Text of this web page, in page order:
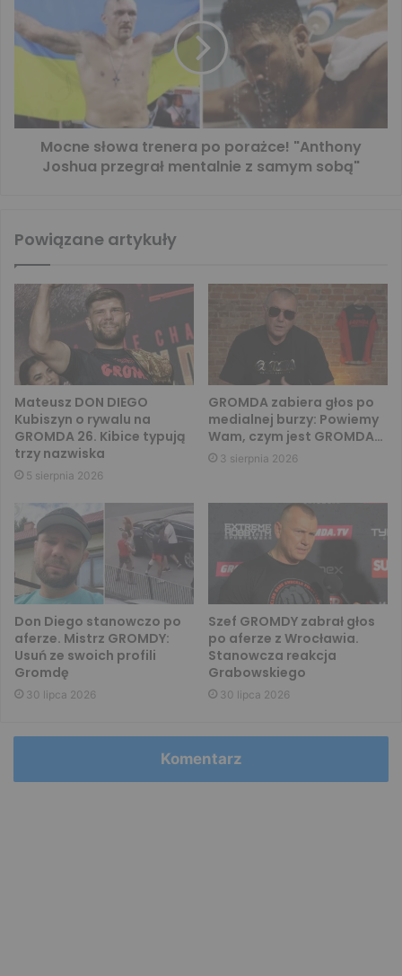
Mocne słowa trenera po porażce! "Anthony
Joshua przegrał mentalnie z samym sobą"
Powiązane artykuły
Mateusz DON DIEGO
Kubiszyn o rywalu na
GROMDA 26. Kibice typują
trzy nazwiska
5 sierpnia 2026
GROMDA zabiera głos po
medialnej burzy: Powiemy
Wam, czym jest GROMDA…
3 sierpnia 2026
Don Diego stanowczo po
aferze. Mistrz GROMDY:
Usuń ze swoich profili
Gromdę
30 lipca 2026
Szef GROMDY zabrał głos
po aferze z Wrocławia.
Stanowcza reakcja
Grabowskiego
30 lipca 2026
Komentarz